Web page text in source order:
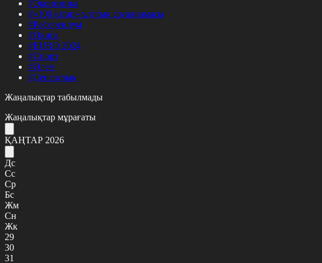
#Экономика
#«100 кітап» ұлттық сауалнамасы
#Референдум
#Оқиға
#EURO 2024
#Спорт
#Әлем
#Денсаулық
Жаңалықтар табылмады
Жаңалықтар мұрағаты
ҚАҢТАР 2026
Дс
Сс
Ср
Бс
Жм
Сн
Жк
29
30
31